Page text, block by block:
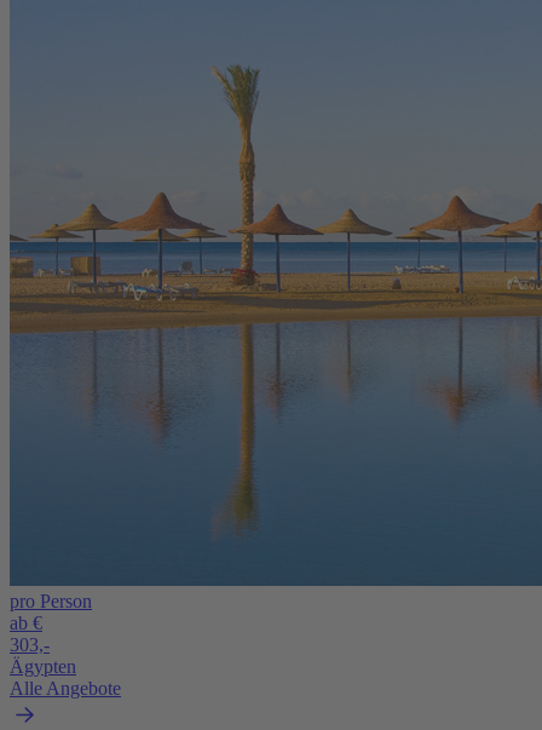
pro Person
ab €
303,-
Ägypten
Alle Angebote